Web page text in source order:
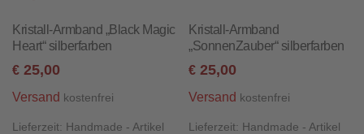
Kristall-Armband „Black Magic
Heart“ silberfarben
€ 25,00
Versand kostenfrei
Lieferzeit: Handmade - Artikel
Kristall-Armband
„SonnenZauber“ silberfarben
€ 25,00
Versand kostenfrei
Lieferzeit: Handmade - Artikel